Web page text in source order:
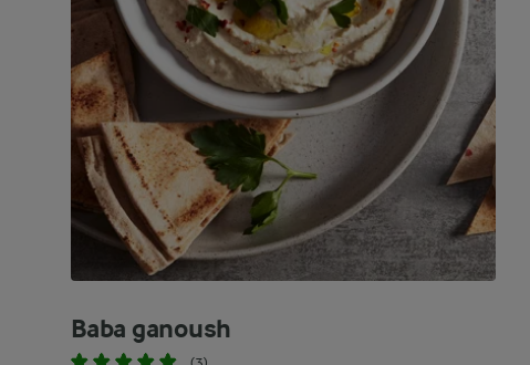
Baba ganoush